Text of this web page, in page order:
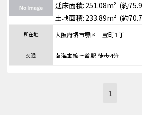
延床面積: 251.08m² (約
土地面積: 233.89m² (約
所在地 大阪府堺市堺区三宝町１丁
交通 南海本線七道駅 徒歩4分
1